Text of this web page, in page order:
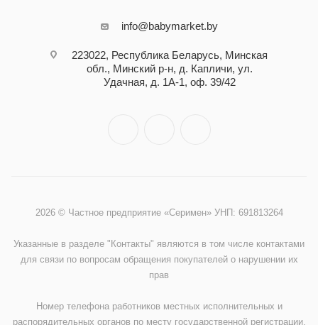
info@babymarket.by
223022, Республика Беларусь, Минская
обл., Минский р-н, д. Капличи, ул.
Удачная, д. 1А-1, оф. 39/42
2026 © Частное предприятие «Серимен» УНП: 691813264
Указанные в разделе "Контакты" являются в том числе контактами
для связи по вопросам обращения покупателей о нарушении их
прав
Номер телефона работников местных исполнительных и
распорядительных органов по месту государственной регистрации,